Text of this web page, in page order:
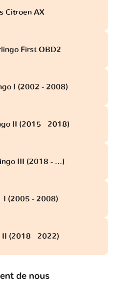
Citroen AX
First OBD2
I (2002 - 2008)
II (2015 - 2018)
III (2018 - ...)
I (2005 - 2008)
II (2018 - 2022)
de nous